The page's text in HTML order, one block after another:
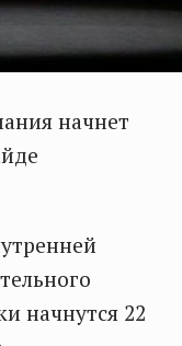
начнет
начнутся 22